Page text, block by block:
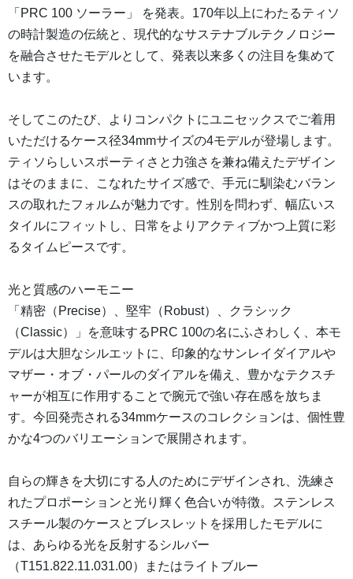
「PRC 100 ソーラー」 を発表。170年以上にわたるティソ
の時計製造の伝統と、現代的なサステナブルテクノロジー
を融合させたモデルとして、発表以来多くの注目を集めて
います。
そしてこのたび、よりコンパクトにユニセックスでご着用
いただけるケース径34mmサイズの4モデルが登場します。
ティソらしいスポーティさと力強さを兼ね備えたデザイン
はそのままに、こなれたサイズ感で、手元に馴染むバラン
スの取れたフォルムが魅力です。性別を問わず、幅広いス
タイルにフィットし、日常をよりアクティブかつ上質に彩
るタイムピースです。
光と質感のハーモニー
「精密（Precise）、堅牢（Robust）、クラシック
（Classic）」を意味するPRC 100の名にふさわしく、本モ
デルは大胆なシルエットに、印象的なサンレイダイアルや
マザー・オブ・パールのダイアルを備え、豊かなテクスチ
ャーが相互に作用することで腕元で強い存在感を放ちま
す。今回発売される34mmケースのコレクションは、個性豊
かな4つのバリエーションで展開されます。
自らの輝きを大切にする人のためにデザインされ、洗練さ
れたプロポーションと光り輝く色合いが特徴。ステンレス
スチール製のケースとブレスレットを採用したモデルに
は、あらゆる光を反射するシルバー
（T151.822.11.031.00）またはライトブルー